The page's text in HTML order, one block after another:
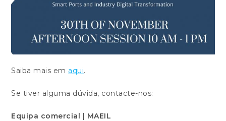
Saiba mais em aqui.
Se tiver alguma dúvida, contacte-nos:
Equipa comercial | MAEIL